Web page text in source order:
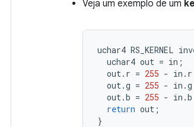
Veja um exemplo de um
uchar4 RS_KERNEL
uchar4 out = in ;
out. r = 255 - in . r
out.g = 255 - in .g
out.b = 255 - in .b
return out ;
}